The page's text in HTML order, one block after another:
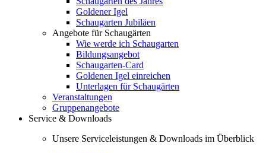
Goldener Igel
Schaugarten Jubiläen
Angebote für Schaugärten
Wie werde ich Schaugarten
Bildungsangebot
Schaugarten-Card
Goldenen Igel einreichen
Unterlagen für Schaugärten
Veranstaltungen
Gruppenangebote
Service & Downloads
Unsere Serviceleistungen & Downloads im Überblick